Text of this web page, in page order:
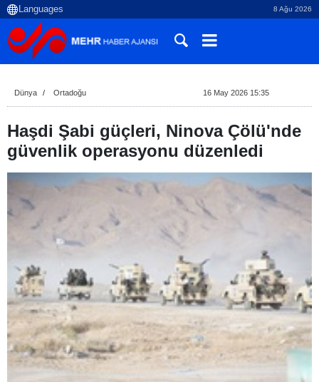
8 Ağu 2026
Dünya Ortadoğu 16 May 2026 15:35
Haşdi Şabi güçleri, Ninova Çölü'nde
güvenlik operasyonu düzenledi